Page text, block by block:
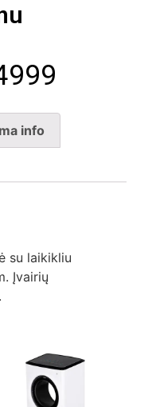
info
su laikikliu
Įvairių